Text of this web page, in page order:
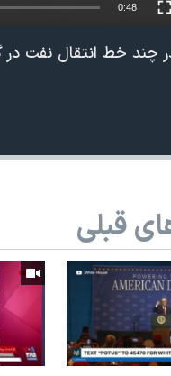
Auto
0:48
خط انتقال نفت در
قبلی